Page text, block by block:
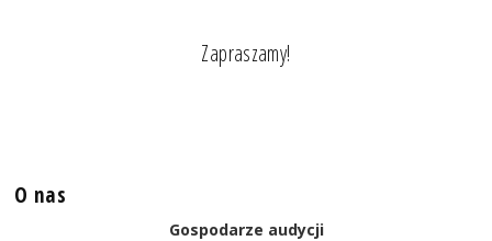
Zapraszamy!
O nas
Gospodarze audycji